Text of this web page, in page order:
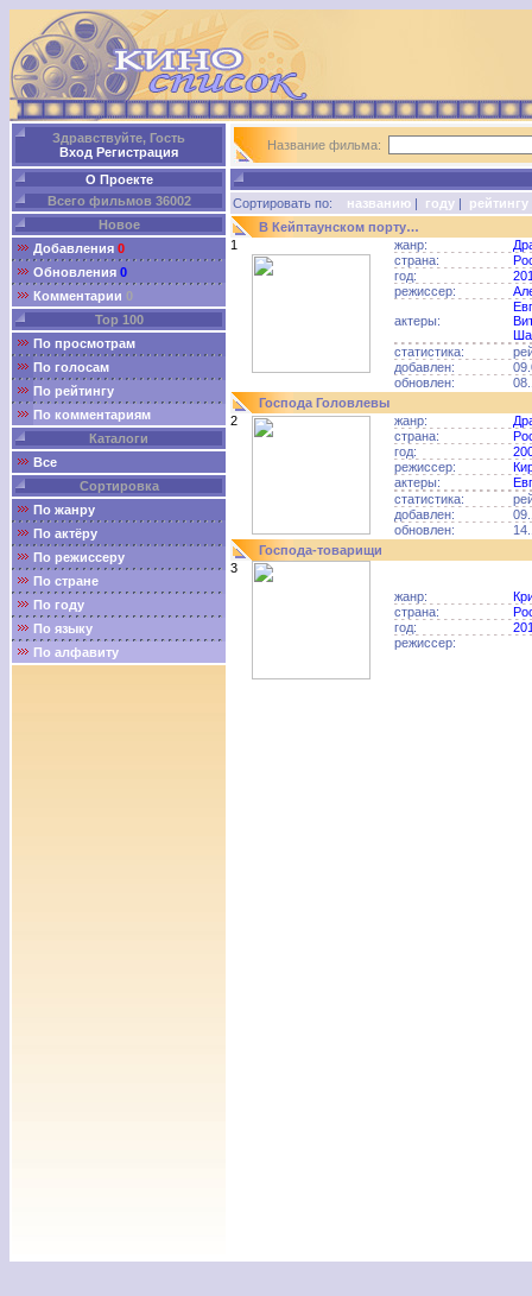
Здравствуйте, Гость
Вход Регистрация
О Проекте
Всего фильмов 36002
Новое
Добавления 0
Обновления 0
Комментарии 0
Top 100
По просмотрам
По голосам
По рейтингу
По комментариям
Каталоги
Все
Сортировка
По жанру
По актёру
По режиссеру
По стране
По году
По языку
По алфавиту
Название фильма:
Сортировать по: названию | году | рейтингу
В Кейптаунском порту…
1
жанр:
страна:
год:
режиссер:
актеры:
статистика:
добавлен:
обновлен:
Господа Головлевы
2
жанр:
страна:
год:
режиссер:
актеры:
статистика:
добавлен:
обновлен:
Господа-товарищи
3
жанр:
страна:
год:
режиссер: